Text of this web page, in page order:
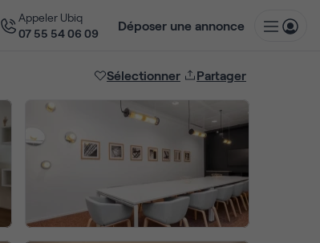
Appeler Ubiq
07 55 54 06 09
Déposer une annonce
Sélectionner Partager